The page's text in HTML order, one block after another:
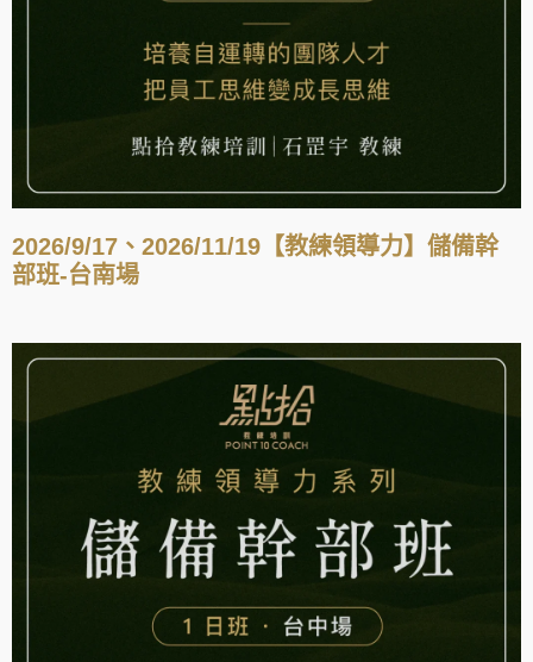
2026/9/17、2026/11/19【教練領導力】儲備幹
部班-台南場